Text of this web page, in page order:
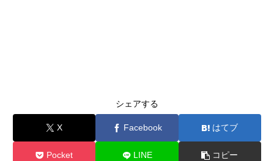
シェアする
X Facebook はてブ
Pocket LINE コピー